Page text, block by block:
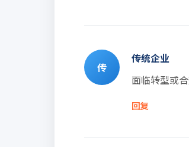
传
传统企业
面临转型或
回复